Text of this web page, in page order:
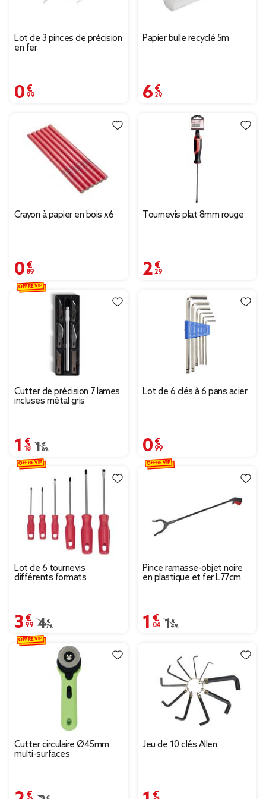
Lot de 3 pinces de précision
en fer
0,99 €
Papier bulle recyclé 5m
6,29 €
Crayon à papier en bois x6
0,89 €
Tournevis plat 8mm rouge
2,29 €
Cutter de précision 7 lames
incluses métal gris
1,18 €
Prix remisé de 1,69 € à 1,18 €
1,69 €
OFFRE VIP
Lot de 6 clés à 6 pans acier
0,99 €
Lot de 6 tournevis
différents formats
3,99 €
Prix remisé de 4,79 € à 3,99 €
4,79 €
OFFRE VIP
Pince ramasse-objet noire
en plastique et fer L77cm
1,04 €
Prix remisé de 1,49 €
1,49 €
OFFRE VIP
Cutter circulaire Ø45mm
multi-surfaces
2,09 €
OFFRE VIP
Jeu de 10 clés Allen
1,00 €